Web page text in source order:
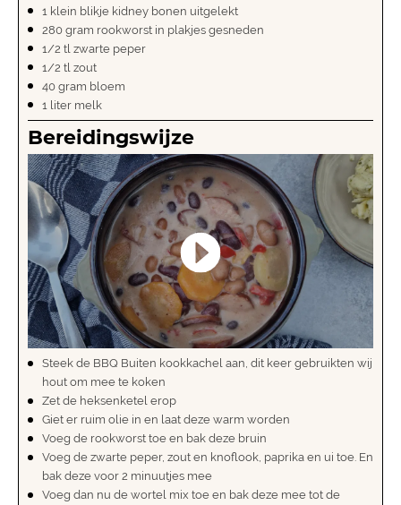
1 klein blikje kidney bonen uitgelekt
280 gram rookworst in plakjes gesneden
1/2 tl zwarte peper
1/2 tl zout
40 gram bloem
1 liter melk
Bereidingswijze
Steek de BBQ Buiten kookkachel aan, dit keer gebruikten wij
hout om mee te koken
Zet de heksenketel erop
Giet er ruim olie in en laat deze warm worden
Voeg de rookworst toe en bak deze bruin
Voeg de zwarte peper, zout en knoflook, paprika en ui toe. En
bak deze voor 2 minuutjes mee
Voeg dan nu de wortel mix toe en bak deze mee tot de